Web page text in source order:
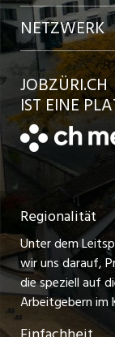
Jobs in der
Jobs in der
Jobs in der
Jobs in der
Festanstellungen
Temporäre Jobs
Freelance Jobs
Praktikum-Jobs
Lehrstellen
Inserat aufgeben
Kundenlogin
Schnittstelle
Team
Ratgeber
AGB
Impressum
NETZWERK
jobbasel.ch
jobbern.ch
jobmittelland.ch
zentraljob.ch
myjob.ch
schaffu.ch (VS)
JOBZÜRI.CH
IST EINE
Regionalität
Unter dem
wir uns darauf,
die speziell auf
Arbeitgebern im